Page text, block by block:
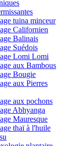
tuina minceur
Californien
Balinais
Suédois
Lomi Lomi
aux Bambous
Bougie
aux Pierres
aux pochons
Abhyanga
Mauresque
thaï à l'huile